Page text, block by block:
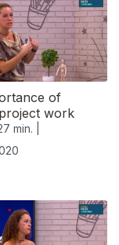
of
work
min. |